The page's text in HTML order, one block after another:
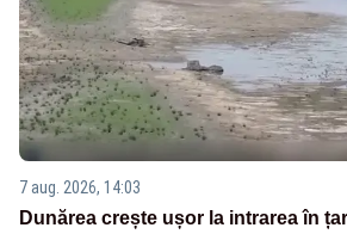
7 aug. 2026, 14:03
Dunărea crește ușor la intrarea în